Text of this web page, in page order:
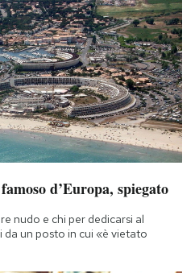
d’Europa, spiegato
nudo e chi per dedicarsi al
un posto in cui «è vietato